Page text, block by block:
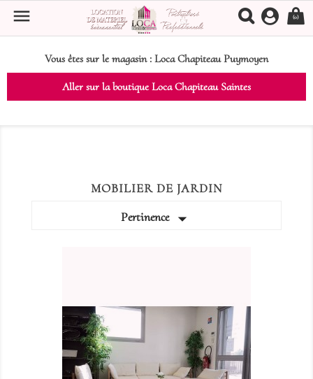
Vous êtes sur le magasin : Loca Chapiteau Puymoyen
Aller sur la boutique Loca Chapiteau Saintes
 (0)
MOBILIER DE JARDIN
Pertinence 